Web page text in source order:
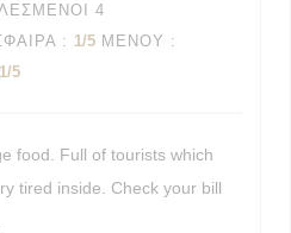
4
: 1/5 ΜΕΝΟΎ :
1/5
food. Full of tourists which
tired inside. Check your bill